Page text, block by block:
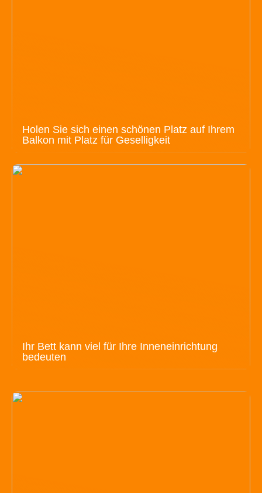
Holen Sie sich einen schönen Platz auf Ihrem
Balkon mit Platz für Geselligkeit
Ihr Bett kann viel für Ihre Inneneinrichtung
bedeuten